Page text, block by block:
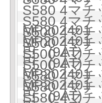
S580 4マチ
S580 4マチ
S500 4マ
円 (9AT)
S500 4マ
円 (9AT)
S500 4マチ
S500 4マチ
S580 4マ
円 (9AT)
S580 4マ
S580 4マチ